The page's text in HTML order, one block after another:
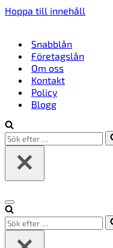
Hoppa till innehåll
Snabblån
Företagslån
Om oss
Kontakt
Policy
Blogg
Sök
efter
Navigeringsmeny
Sök
efter